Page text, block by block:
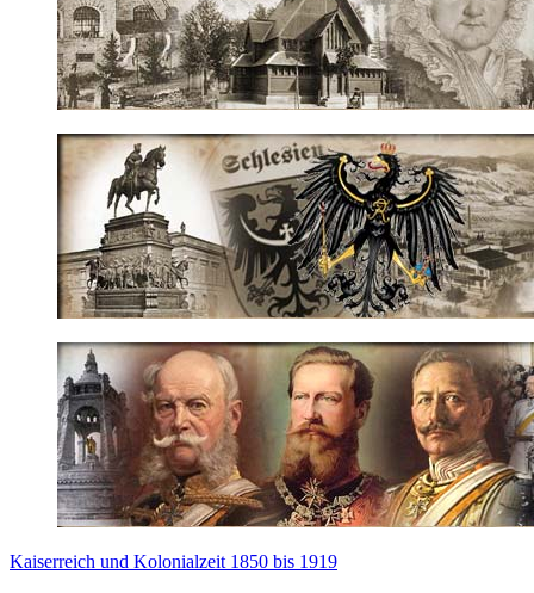
Kaiserreich und Kolonialzeit 1850 bis 1919